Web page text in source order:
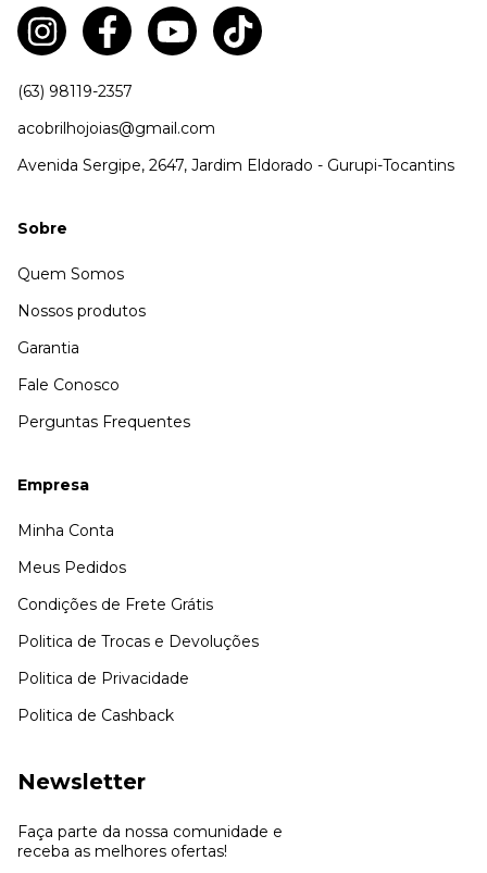
(63) 98119-2357
acobrilhojoias@gmail.com
Avenida Sergipe, 2647, Jardim Eldorado - Gurupi-Tocantins
Sobre
Quem Somos
Nossos produtos
Garantia
Fale Conosco
Perguntas Frequentes
Empresa
Minha Conta
Meus Pedidos
Condições de Frete Grátis
Politica de Trocas e Devoluções
Politica de Privacidade
Politica de Cashback
Newsletter
Faça parte da nossa comunidade e
receba as melhores ofertas!